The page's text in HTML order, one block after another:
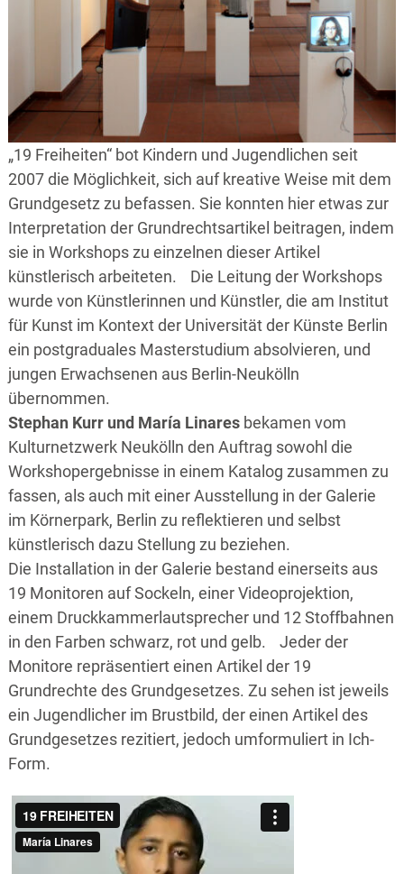
„19 Freiheiten“ bot Kindern und Jugendlichen seit
2007 die Möglichkeit, sich auf kreative Weise mit dem
Grundgesetz zu befassen. Sie konnten hier etwas zur
Interpretation der Grundrechtsartikel beitragen, indem
sie in Workshops zu einzelnen dieser Artikel
künstlerisch arbeiteten. Die Leitung der Workshops
wurde von Künstlerinnen und Künstler, die am Institut
für Kunst im Kontext der Universität der Künste Berlin
ein postgraduales Masterstudium absolvieren, und
jungen Erwachsenen aus Berlin-Neukölln
übernommen.
Stephan Kurr und María Linaresbekamen vom
Kulturnetzwerk Neukölln den Auftrag sowohl die
Workshopergebnisse in einem Katalog zusammen zu
fassen, als auch mit einer Ausstellung in der Galerie
im Körnerpark, Berlin zu reflektieren und selbst
künstlerisch dazu Stellung zu beziehen.
Die Installation in der Galerie bestand einerseits aus
19 Monitoren auf Sockeln, einer Videoprojektion,
einem Druckkammerlautsprecher und 12 Stoffbahnen
in den Farben schwarz, rot und gelb. Jeder der
Monitore repräsentiert einen Artikel der 19
Grundrechte des Grundgesetzes. Zu sehen ist jeweils
ein Jugendlicher im Brustbild, der einen Artikel des
Grundgesetzes rezitiert, jedoch umformuliert in Ich-
Form.